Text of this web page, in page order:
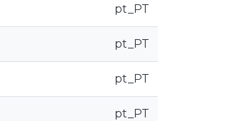
pt_PT
pt_PT
pt_PT
pt_PT